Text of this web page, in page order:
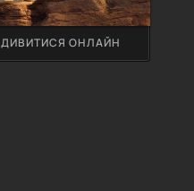
ДИВИТИСЯ ОНЛАЙН